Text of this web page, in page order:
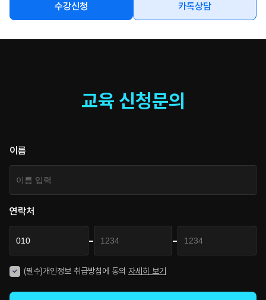
수강신청 카톡상담
교육 신청문의
이름
연락처
- -
(필수)개인정보 취급방침에 동의 자세히 보기